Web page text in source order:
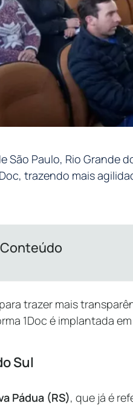
São Paulo, Rio Grande
trazendo mais
trazer mais
1Doc é implantada
Sul
Pádua (RS), que já é